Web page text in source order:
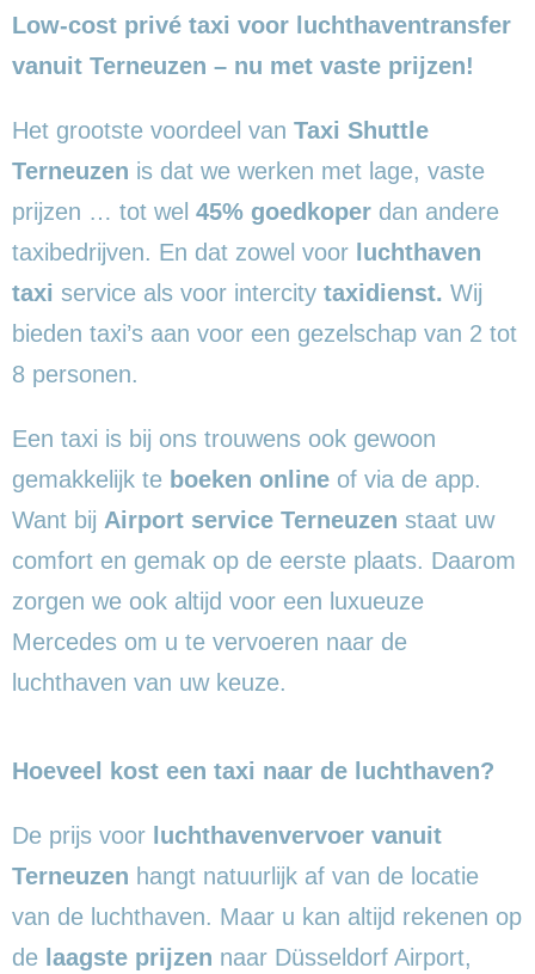
Low-cost privé taxi voor luchthaventransfer
vanuit Terneuzen – nu met vaste prijzen!
Het grootste voordeel van Taxi Shuttle
Terneuzen is dat we werken met lage, vaste
prijzen … tot wel 45% goedkoper dan andere
taxibedrijven. En dat zowel voor luchthaven
taxi service als voor intercity taxidienst. Wij
bieden taxi’s aan voor een gezelschap van 2 tot
8 personen.
Een taxi is bij ons trouwens ook gewoon
gemakkelijk te boeken online of via de app.
Want bij Airport service Terneuzen staat uw
comfort en gemak op de eerste plaats. Daarom
zorgen we ook altijd voor een luxueuze
Mercedes om u te vervoeren naar de
luchthaven van uw keuze.
Hoeveel kost een taxi naar de luchthaven?
De prijs voor luchthavenvervoer vanuit
Terneuzen hangt natuurlijk af van de locatie
van de luchthaven. Maar u kan altijd rekenen op
de laagste prijzen naar Düsseldorf Airport,